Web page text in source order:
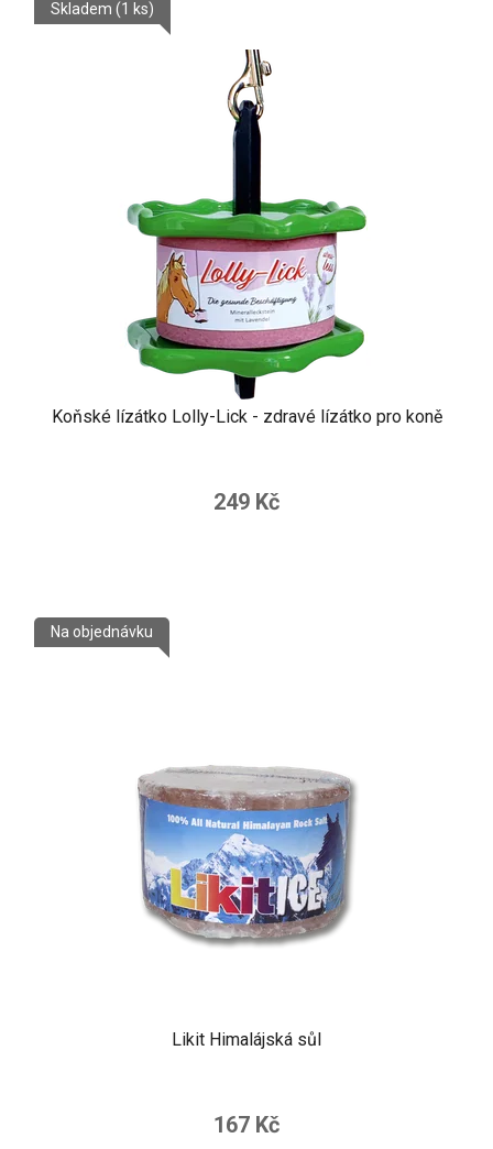
Koňské lízátko Lolly-Lick - zdravé lízátko pro koně
Skladem (1 ks)
249 Kč
Likit Himalájská sůl
Na objednávku
167 Kč